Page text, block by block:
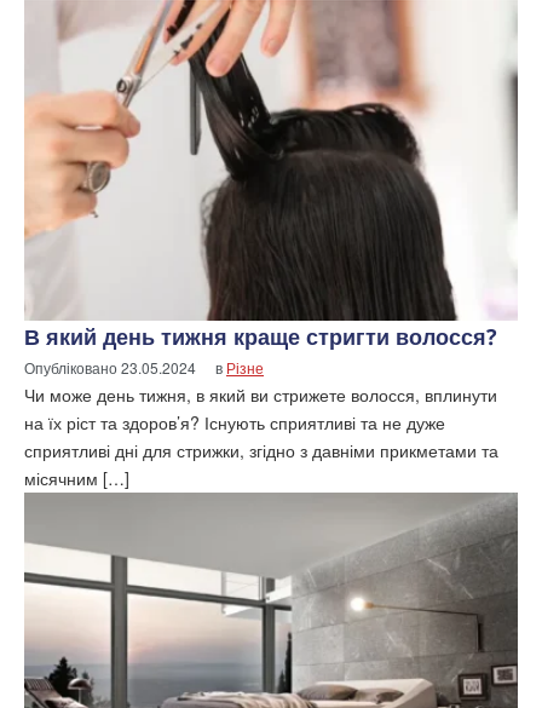
В який день тижня краще стригти волосся?
Опубліковано23.05.2024 в Різне
Чи може день тижня, в який ви стрижете волосся, вплинути
на їх ріст та здоров’я? Існують сприятливі та не дуже
сприятливі дні для стрижки, згідно з давніми прикметами та
місячним […]